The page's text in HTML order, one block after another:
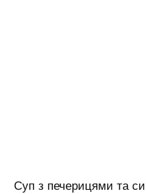
Суп з печерицями та